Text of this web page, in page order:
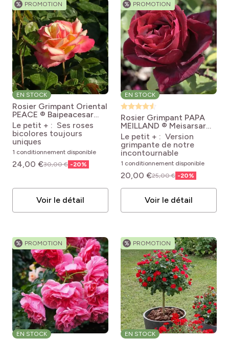
% PROMOTION
EN STOCK
Rosier Grimpant Oriental
PEACE ® Baipeacesar
Rosa 'Baipeacesar' GPT
ORIENTAL PEACE®
Le petit + : Ses roses
bicolores toujours
uniques
1 conditionnement disponible
24,00 €30,00 € -20%
Voir le détail
% PROMOTION
EN STOCK
Rosier Grimpant PAPA
MEILLAND ® Meisarsar
Rosa X hybrida Gpt PAPA
MEILLAND® 'Meisarsar'
Le petit + : Version
grimpante de notre
incontournable
1 conditionnement disponible
20,00 €25,00 € -20%
Voir le détail
% PROMOTION
EN STOCK
% PROMOTION
EN STOCK